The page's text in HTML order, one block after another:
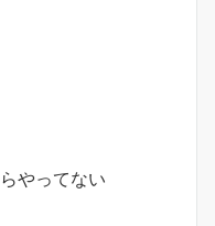
やってない